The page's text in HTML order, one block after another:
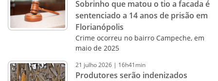
Sobrinho que matou o tio a facada é
sentenciado a 14 anos de prisão em
Florianópolis
Crime ocorreu no bairro Campeche, em
maio de 2025
21 julho2026 | 16h41min
Produtores serão indenizados